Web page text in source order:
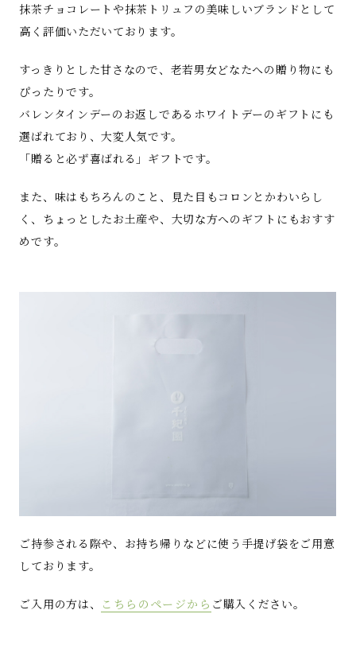
抹茶チョコレートや抹茶トリュフの美味しいブランドとして
高く評価いただいております。
すっきりとした甘さなので、老若男女どなたへの贈り物にも
ぴったりです。
バレンタインデーのお返しであるホワイトデーのギフトにも
選ばれており、大変人気です。
「贈ると必ず喜ばれる」ギフトです。
また、味はもちろんのこと、見た目もコロンとかわいらし
く、ちょっとしたお土産や、大切な方へのギフトにもおすす
めです。
ご持参される際や、お持ち帰りなどに使う手提げ袋をご用意
しております。
ご入用の方は、 こちらのページから ご購入ください。